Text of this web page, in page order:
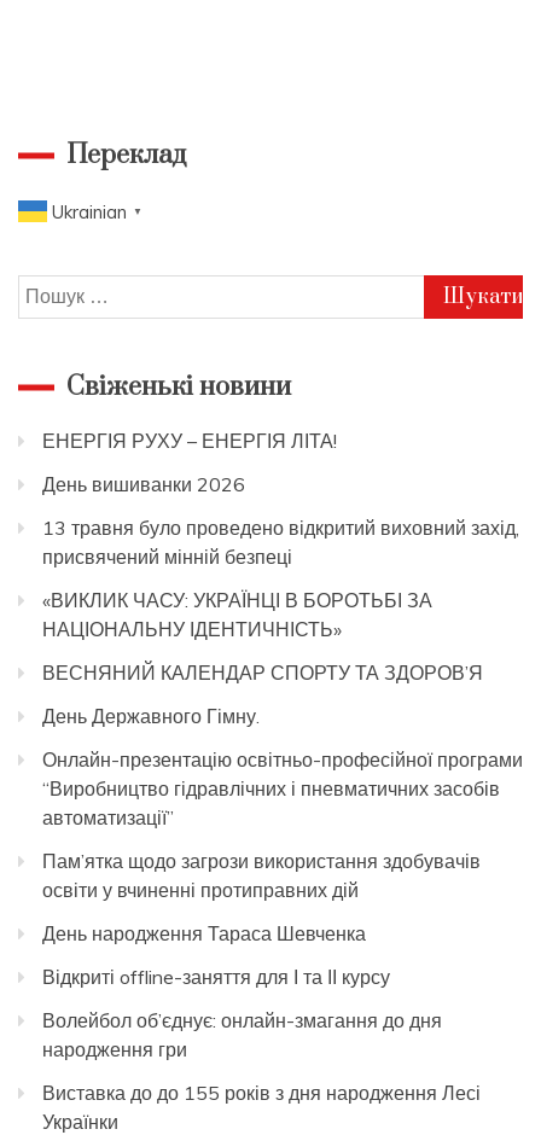
Переклад
Ukrainian ▼
Пошук:
Свіженькі новини
ЕНЕРГІЯ РУХУ – ЕНЕРГІЯ ЛІТА!
День вишиванки 2026
13 травня було проведено відкритий виховний захід,
присвячений мінній безпеці
«ВИКЛИК ЧАСУ: УКРАЇНЦІ В БОРОТЬБІ ЗА
НАЦІОНАЛЬНУ ІДЕНТИЧНІСТЬ»
ВЕСНЯНИЙ КАЛЕНДАР СПОРТУ ТА ЗДОРОВ’Я
День Державного Гімну.
Онлайн-презентацію освітньо-професійної програми
“Виробництво гідравлічних і пневматичних засобів
автоматизації”
Пам’ятка щодо загрози використання здобувачів
освіти у вчиненні протиправних дій
День народження Тараса Шевченка
Відкриті offline-заняття для І та ІІ курсу
Волейбол об’єднує: онлайн-змагання до дня
народження гри
Виставка до до 155 років з дня народження Лесі
Українки